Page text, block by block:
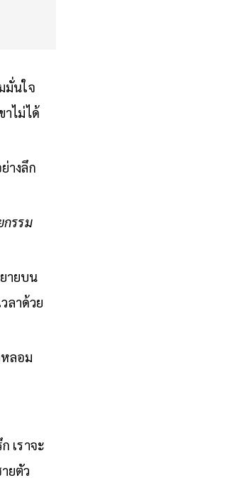
มั่นใจ
ไม่ได้
างลึก
กรรม
ายบน
ลาด้วย
ลอม
เราจะ
ยตัว